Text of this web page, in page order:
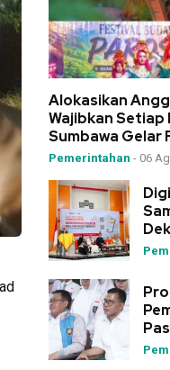
Alokasikan
Wajibkan Setiap
Sumbawa Gelar
Pemerintahan - 06